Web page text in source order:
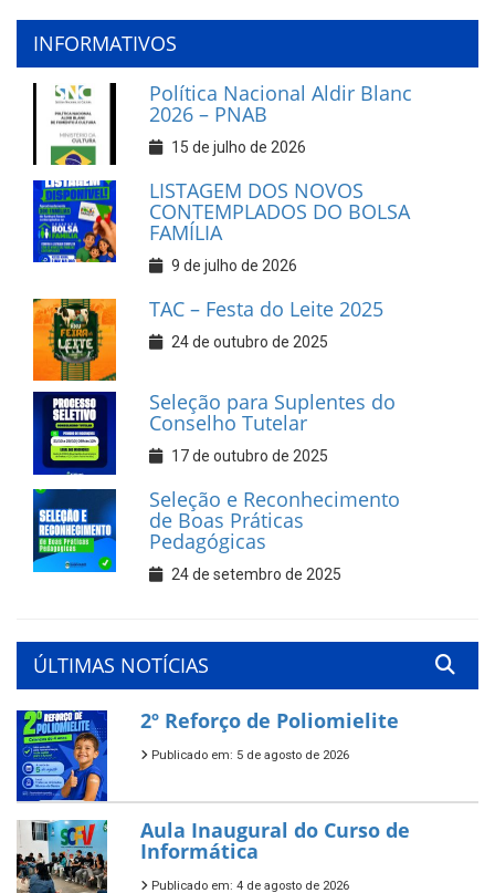
INFORMATIVOS
Política Nacional Aldir Blanc
2026 – PNAB
15 de julho de 2026
LISTAGEM DOS NOVOS
CONTEMPLADOS DO BOLSA
FAMÍLIA
9 de julho de 2026
TAC – Festa do Leite 2025
24 de outubro de 2025
Seleção para Suplentes do
Conselho Tutelar
17 de outubro de 2025
Seleção e Reconhecimento
de Boas Práticas
Pedagógicas
24 de setembro de 2025
ÚLTIMAS NOTÍCIAS
2º Reforço de Poliomielite
Publicado em: 5 de agosto de 2026
Aula Inaugural do Curso de
Informática
Publicado em: 4 de agosto de 2026